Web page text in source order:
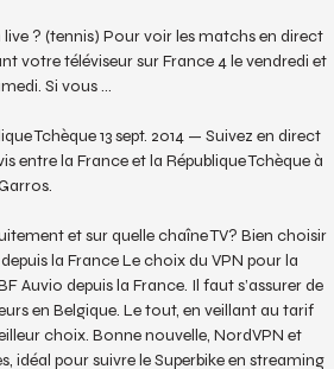
? (tennis) Pour voir les matchs en direct
votre téléviseur sur France 4 le vendredi et
Si vous ...
Tchèque 13 sept. 2014 — Suivez en direct
entre la France et la République Tchèque à
et sur quelle chaîne TV? Bien choisir
la France Le choix du VPN pour la
Auvio depuis la France. Il faut s’assurer de
en Belgique. Le tout, en veillant au tarif
choix. Bonne nouvelle, NordVPN et
idéal pour suivre le Superbike en streaming